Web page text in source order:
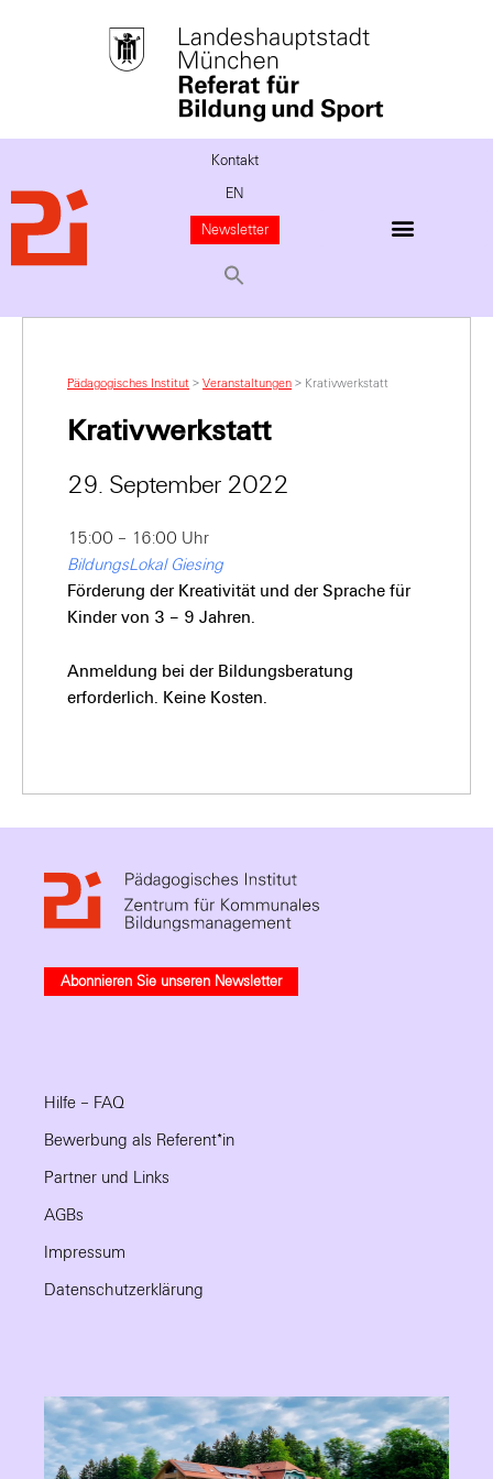
Kontakt
EN
Newsletter
Pädagogisches Institut > Veranstaltungen > Krativwerkstatt
Krativwerkstatt
29. September 2022
15:00 – 16:00 Uhr
BildungsLokal Giesing
Förderung der Kreativität und der Sprache für
Kinder von 3 – 9 Jahren.
Anmeldung bei der Bildungsberatung
erforderlich. Keine Kosten.
Abonnieren Sie unseren Newsletter
Hilfe – FAQ
Bewerbung als Referent*in
Partner und Links
AGBs
Impressum
Datenschutzerklärung